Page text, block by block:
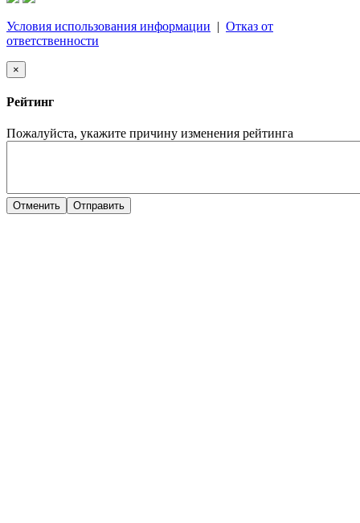
Условия использования информации | Отказ от
ответственности
×
Рейтинг
Пожалуйста, укажите причину изменения рейтинга
Отменить Отправить